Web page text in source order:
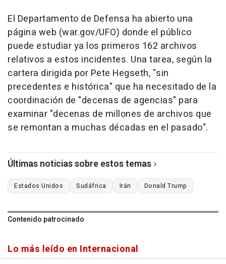
El Departamento de Defensa ha abierto una
página web (war.gov/UFO) donde el público
puede estudiar ya los primeros 162 archivos
relativos a estos incidentes. Una tarea, según la
cartera dirigida por Pete Hegseth, "sin
precedentes e histórica" que ha necesitado de la
coordinación de "decenas de agencias" para
examinar "decenas de millones de archivos que
se remontan a muchas décadas en el pasado".
Últimas noticias sobre estos temas
Estados Unidos Sudáfrica Irán Donald Trump
Contenido patrocinado
Lo más leído en Internacional